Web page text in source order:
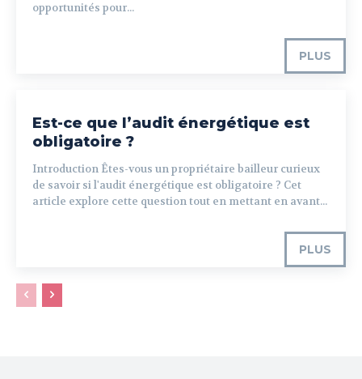
opportunités pour...
PLUS
Est-ce que l’audit énergétique est
obligatoire ?
Introduction Êtes-vous un propriétaire bailleur curieux
de savoir si l'audit énergétique est obligatoire ? Cet
article explore cette question tout en mettant en avant...
PLUS